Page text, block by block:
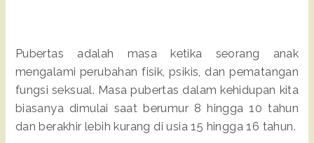
Pubertas adalah masa ketika seorang anak
mengalami perubahan fisik, psikis, dan pematangan
fungsi seksual. Masa pubertas dalam kehidupan kita
biasanya dimulai saat berumur 8 hingga 10 tahun
dan berakhir lebih kurang di usia 15 hingga 16 tahun.